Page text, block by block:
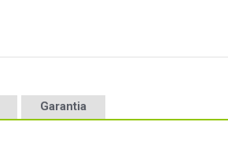
Garantia